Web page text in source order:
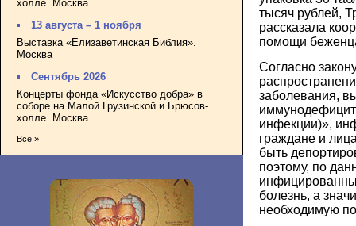
холле. Москва
13 августа – 1 ноября
Выставка «Елизаветинская Библия».
Москва
Сентябрь 2026
Концерты фонда «Искусство добра» в
соборе на Малой Грузинской и Брюсов-
холле. Москва
Все »
тысяч рублей,
рассказала
помощи
Согласно
заболевания,
инфекции)»,
граждане и
быть
поэтому, по
болезнь, а
необходимую